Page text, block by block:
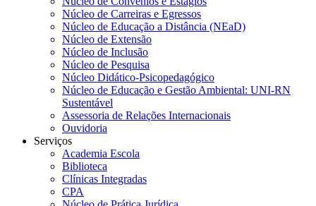
Núcleo de Carreiras e Egressos
Núcleo de Educação a Distância (NEaD)
Núcleo de Extensão
Núcleo de Inclusão
Núcleo de Pesquisa
Núcleo Didático-Psicopedagógico
Núcleo de Educação e Gestão Ambiental: UNI-RN
Sustentável
Assessoria de Relações Internacionais
Ouvidoria
Serviços
Academia Escola
Biblioteca
Clínicas Integradas
CPA